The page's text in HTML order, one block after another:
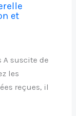
et
A suscite de
les
reçues, il